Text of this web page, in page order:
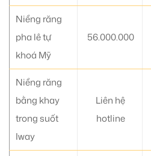
Niềng răng
pha lê tự
khoá Mỹ
56.000.000
Niềng răng
bằng khay
trong suốt
Iway
Liên hệ
hotline